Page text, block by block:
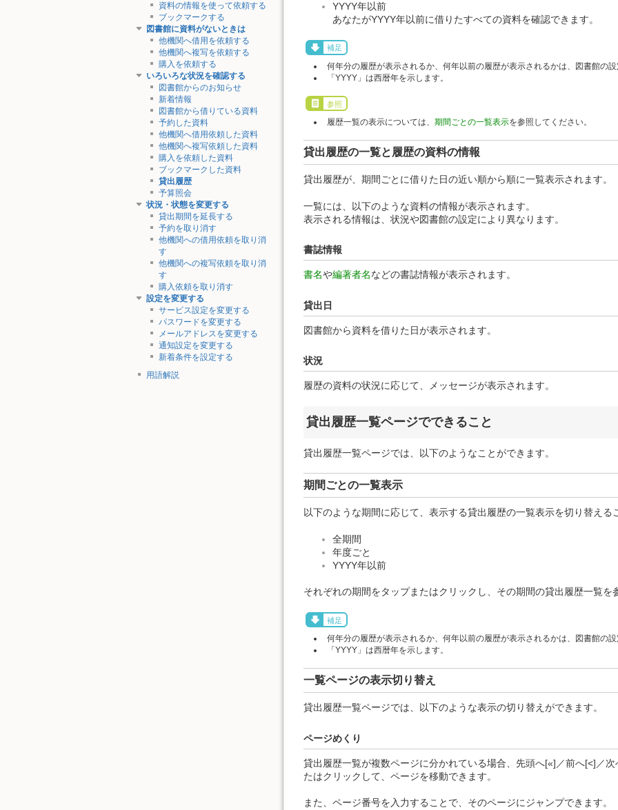
資料の情報を使って依頼する
ブックマークする
図書館に資料がないときは
他機関へ借用を依頼する
他機関へ複写を依頼する
購入を依頼する
いろいろな状況を確認する
図書館からのお知らせ
新着情報
図書館から借りている資料
予約した資料
他機関へ借用依頼した資料
他機関へ複写依頼した資料
購入を依頼した資料
ブックマークした資料
貸出履歴
予算照会
状況・状態を変更する
貸出期間を延長する
予約を取り消す
他機関への借用依頼を取り消
す
他機関への複写依頼を取り消
す
購入依頼を取り消す
設定を変更する
サービス設定を変更する
パスワードを変更する
メールアドレスを変更する
通知設定を変更する
新着条件を設定する
用語解説
YYYY年以前
あなたがYYYY年以前に借りたすべての資料を確認できます。
補足
何年分の履歴が表示されるか、何年以前の履歴が表示されるかは、図書館の設
「YYYY」は西暦年を示します。
参照
履歴一覧の表示については、期間ごとの一覧表示を参照してください。
貸出履歴の一覧と履歴の資料の情報
貸出履歴が、期間ごとに借りた日の近い順から順に一覧表示されます。
一覧には、以下のような資料の情報が表示されます。
表示される情報は、状況や図書館の設定により異なります。
書誌情報
書名や編著者名などの書誌情報が表示されます。
貸出日
図書館から資料を借りた日が表示されます。
状況
履歴の資料の状況に応じて、メッセージが表示されます。
貸出履歴一覧ページでできること
貸出履歴一覧ページでは、以下のようなことができます。
期間ごとの一覧表示
以下のような期間に応じて、表示する貸出履歴の一覧表示を切り替える
全期間
年度ごと
YYYY年以前
それぞれの期間をタップまたはクリックし、その期間の貸出履歴一覧を
補足
何年分の履歴が表示されるか、何年以前の履歴が表示されるかは、図書館の設
「YYYY」は西暦年を示します。
一覧ページの表示切り替え
貸出履歴一覧ページでは、以下のような表示の切り替えができます。
ページめくり
貸出履歴一覧が複数ページに分かれている場合、先頭へ[«]／前へ[<]／
たはクリックして、ページを移動できます。
また、ページ番号を入力することで、そのページにジャンプできます。